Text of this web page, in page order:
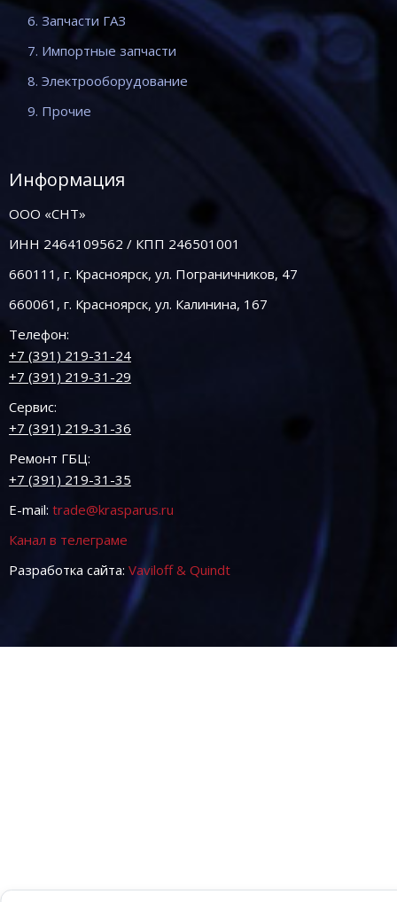
6. Запчасти ГАЗ
7. Импортные запчасти
8. Электрооборудование
9. Прочие
Информация
ООО «СНТ»
ИНН 2464109562 / КПП 246501001
660111, г. Красноярск, ул. Пограничников, 47
660061, г. Красноярск, ул. Калинина, 167
Телефон:
+7 (391) 219-31-24
+7 (391) 219-31-29
Сервис:
+7 (391) 219-31-36
Ремонт ГБЦ:
+7 (391) 219-31-35
E-mail: trade@krasparus.ru
Канал в телеграме
Разработка сайта: Vaviloff & Quindt